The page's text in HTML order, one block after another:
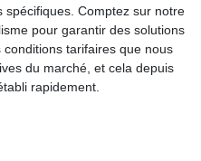
Comptez sur notre
pour garantir des solutions
tarifaires que nous
du marché, et cela depuis
rapidement.